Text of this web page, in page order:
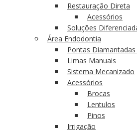
Restauração Direta
Acessórios
Soluções
Área Endodontia
Pontas
Limas Manuais
Sistema Mecanizado
Acessórios
Brocas
Lentulos
Pinos
Irrigação